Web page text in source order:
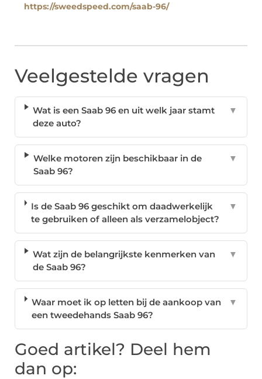
https://sweedspeed.com/saab-96/
Veelgestelde vragen
Wat is een Saab 96 en uit welk jaar stamt
deze auto?
▼
Welke motoren zijn beschikbaar in de
Saab 96?
▼
Is de Saab 96 geschikt om daadwerkelijk
te gebruiken of alleen als verzamelobject?
▼
Wat zijn de belangrijkste kenmerken van
de Saab 96?
▼
Waar moet ik op letten bij de aankoop van
een tweedehands Saab 96?
▼
Goed artikel? Deel hem
dan op: